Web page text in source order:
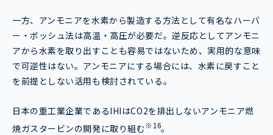
一方、アンモニアを水素から製造する方法として有名なハーバ
ー・ボッシュ法は高温・高圧が必要だ。逆反応としてアンモニ
アから水素を取り出すことも容易ではないため、実用的な意味
で可逆性はない。アンモニアにする場合には、水素に戻すこと
を前提としない活用も検討されている。
日本の重工業企業であるIHIはCO2を排出しないアンモニア燃
焼ガスタービンの開発に取り組む※16。